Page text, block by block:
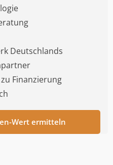
Deutschlands
Finanzierung
Wert ermitteln